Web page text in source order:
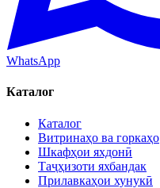
WhatsApp
Каталог
Каталог
Витринаҳо ва горкаҳо
Шкафҳои яхдонӣ
Таҷҳизоти яхбандак
Прилавкаҳои хунукӣ